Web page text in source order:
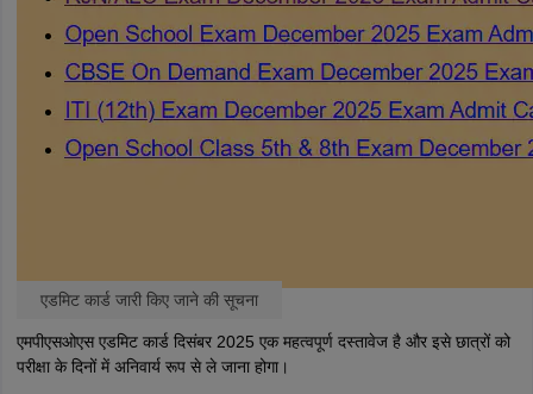
एडमिट कार्ड जारी किए जाने की सूचना
एमपीएसओएस एडमिट कार्ड दिसंबर 2025 एक महत्वपूर्ण दस्तावेज है और इसे छात्रों को
परीक्षा के दिनों में अनिवार्य रूप से ले जाना होगा।